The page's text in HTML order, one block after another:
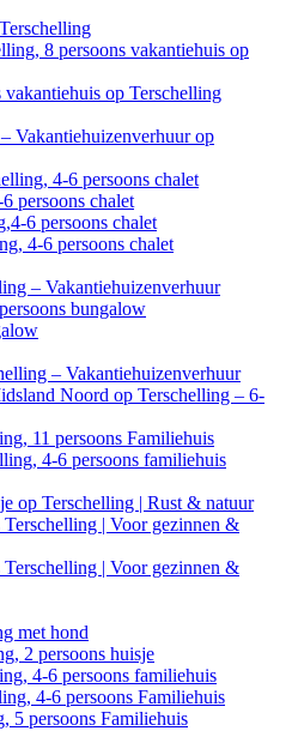
8 persoons vakantiehuis op
vakantiehuis op Terschelling
Vakantiehuizenverhuur op
4-6 persoons chalet
persoons chalet
6 persoons chalet
4-6 persoons chalet
– Vakantiehuizenverhuur
bungalow
– Vakantiehuizenverhuur
Noord op Terschelling – 6-
11 persoons Familiehuis
4-6 persoons familiehuis
op Terschelling | Rust & natuur
Terschelling | Voor gezinnen &
Terschelling | Voor gezinnen &
met hond
2 persoons huisje
4-6 persoons familiehuis
4-6 persoons Familiehuis
5 persoons Familiehuis